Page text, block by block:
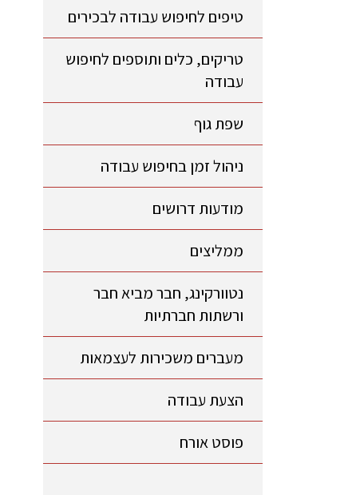
טיפים לחיפוש עבודה לבכירים
טריקים, כלים ותוספים לחיפוש
עבודה
שפת גוף
ניהול זמן בחיפוש עבודה
מודעות דרושים
ממליצים
נטוורקינג, חבר מביא חבר
ורשתות חברתיות
מעברים משכירות לעצמאות
הצעת עבודה
פוסט אורח